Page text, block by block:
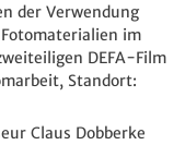
der Verwendung
im
DEFA-Film
Standort:
Claus Dobberke